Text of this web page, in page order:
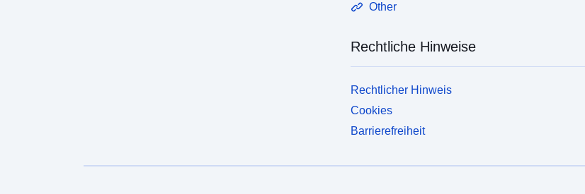
Other
Rechtliche Hinweise
Rechtlicher Hinweis
Cookies
Barrierefreiheit